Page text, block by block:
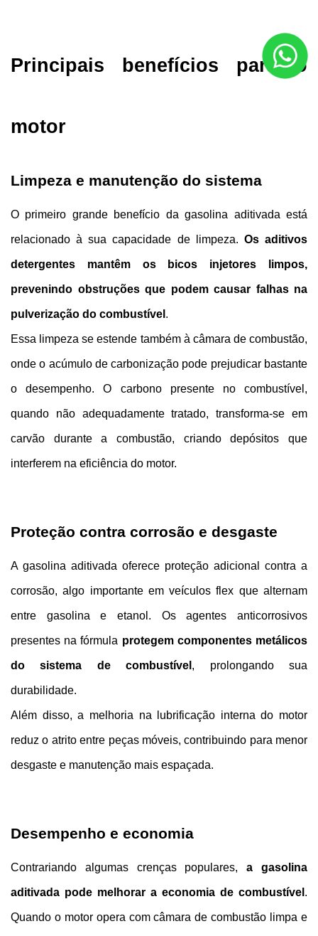
Principais benefícios para o
motor
Limpeza e manutenção do sistema
O primeiro grande benefício da gasolina aditivada está
relacionado à sua capacidade de limpeza. Os aditivos
detergentes mantêm os bicos injetores limpos,
prevenindo obstruções que podem causar falhas na
pulverização do combustível .
Essa limpeza se estende também à câmara de combustão,
onde o acúmulo de carbonização pode prejudicar bastante
o desempenho. O carbono presente no combustível,
quando não adequadamente tratado, transforma-se em
carvão durante a combustão, criando depósitos que
interferem na eficiência do motor.
Proteção contra corrosão e desgaste
A gasolina aditivada oferece proteção adicional contra a
corrosão, algo importante em veículos flex que alternam
entre gasolina e etanol. Os agentes anticorrosivos
presentes na fórmula protegem componentes metálicos
do sistema de combustível , prolongando sua
durabilidade.
Além disso, a melhoria na lubrificação interna do motor
reduz o atrito entre peças móveis, contribuindo para menor
desgaste e manutenção mais espaçada.
Desempenho e economia
Contrariando algumas crenças populares, a gasolina
aditivada pode melhorar a economia de combustível .
Quando o motor opera com câmara de combustão limpa e